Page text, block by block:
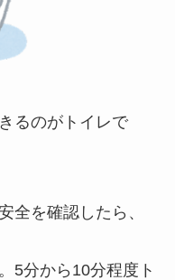
るのがトイレで
全を確認したら、
5分から10分程度ト